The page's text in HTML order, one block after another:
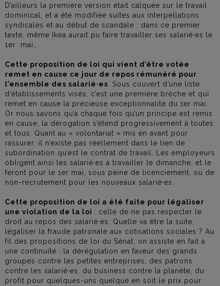
D’ailleurs la première version était calquée sur le travail
dominical, et a été modifiée suites aux interpellations
syndicales et au début de scandale : dans ce premier
texte, même Ikea aurait pu faire travailler ses salarié·es le
1er mai…
Cette proposition de loi qui vient d’être votée
remet en cause ce jour de repos rémunéré pour
l’ensemble des salarié·es . Sous couvert d’une liste
d’établissements visés, c’est une première brèche et qui
remet en cause la précieuse exceptionnalité du 1er mai.
Or nous savons qu’à chaque fois qu’un principe est remis
en cause, la dérogation s’étend progressivement à toutes
et tous. Quant au « volontariat » mis en avant pour
rassurer, il n’existe pas réellement dans le lien de
subordination qu’est le contrat de travail. Les employeurs
obligent ainsi les salarié·es à travailler le dimanche, et le
feront pour le 1er mai, sous peine de licenciement, ou de
non-recrutement pour les nouveaux salarié·es.
Cette proposition de loi a été faite pour légaliser
une violation de la loi : celle de ne pas respecter le
droit au repos des salarié·es. Quelle va être la suite,
légaliser la fraude patronale aux cotisations sociales ? Au
fil des propositions de loi du Sénat, on assiste en fait à
une continuité : la dérégulation en faveur des grands
groupes contre les petites entreprises, des patrons
contre les salarié·es, du business contre la planète, du
profit pour quelques-uns quelque en soit le prix pour